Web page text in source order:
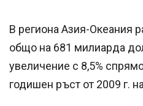
В региона Азия-Океания
общо на 681 милиарда
увеличение с 8,5%
годишен ръст от 2009 г.